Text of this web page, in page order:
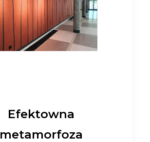
Efektowna
metamorfoza